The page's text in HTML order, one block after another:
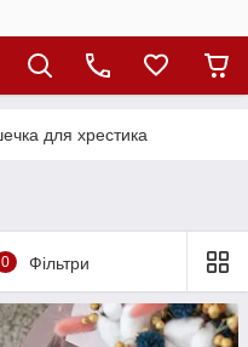
для хрестика
0 Фільтри